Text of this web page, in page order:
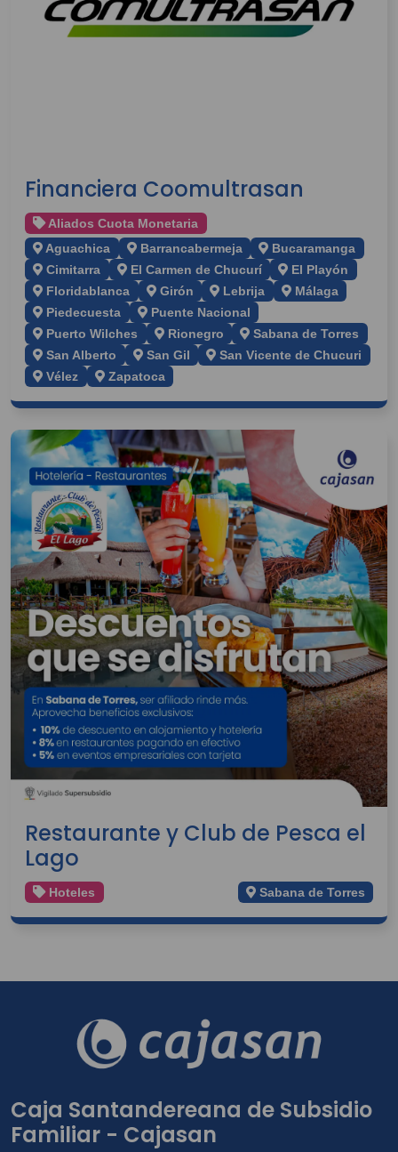
Financiera Coomultrasan
Aliados Cuota Monetaria
Aguachica
Barrancabermeja
Bucaramanga
Cimitarra
El Carmen de Chucurí
El Playón
Floridablanca
Girón Lebrija
Málaga
Piedecuesta
Puente Nacional
Puerto Wilches
Rionegro
Sabana de Torres
San Alberto
San Gil
San Vicente de Chucuri
Vélez
Zapatoca
Restaurante y Club de Pesca el
Lago
Hoteles Sabana de Torres
Caja Santandereana de Subsidio
Familiar - Cajasan